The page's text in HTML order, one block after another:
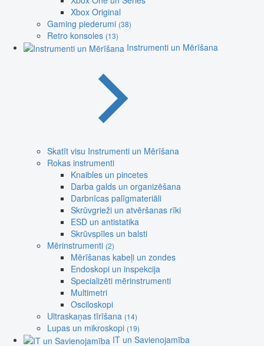
Xbox Original
Gaming piederumi (38)
Retro konsoles (13)
Instrumenti un Mērīšana
Skatīt visu Instrumenti un Mērīšana
Rokas instrumenti
Knaibles un pincetes
Darba galds un organizēšana
Darbnīcas palīgmateriāli
Skrūvgrieži un atvēršanas rīki
ESD un antistatika
Skrūvspīles un balsti
Mērinstrumenti (2)
Mērīšanas kabeļi un zondes
Endoskopi un inspekcija
Specializēti mērinstrumenti
Multimetri
Osciloskopi
Ultraskaņas tīrīšana (14)
Lupas un mikroskopi (19)
IT un Savienojamība